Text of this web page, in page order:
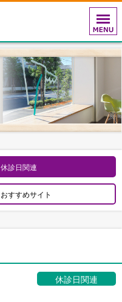
休診日関連
おすすめサイト
休診日関連